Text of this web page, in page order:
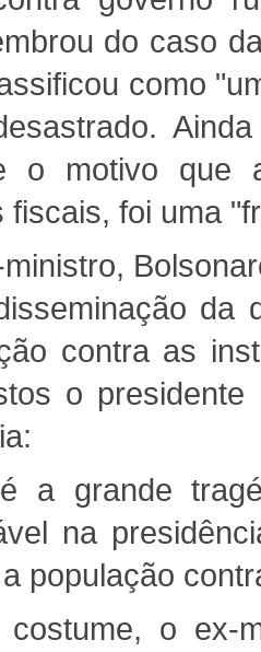
do caso
como
o motivo que
fiscais, foi uma
da
contra as
o
a grande
na
população
o ex-